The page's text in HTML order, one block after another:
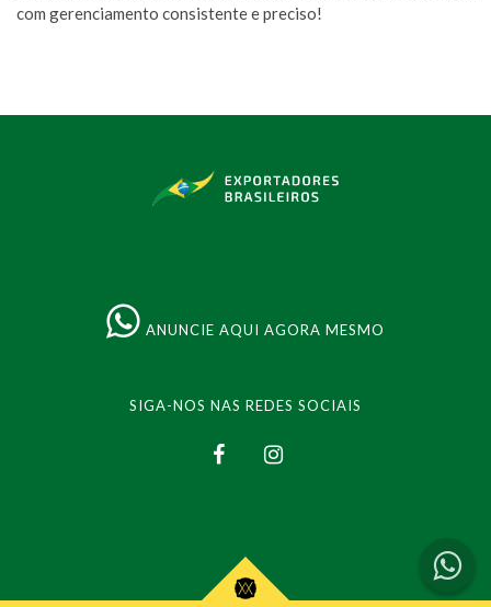
com gerenciamento consistente e preciso!
ANUNCIE AQUI AGORA MESMO
SIGA-NOS NAS REDES SOCIAIS